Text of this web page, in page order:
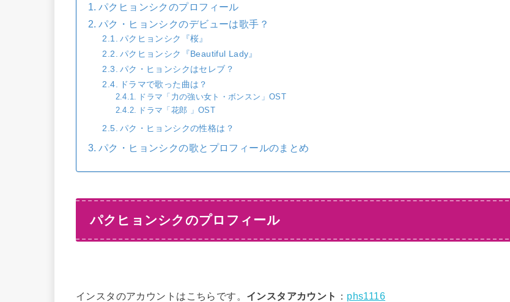
パクヒョンシクのプロフィール
パク・ヒョンシクのデビューは歌手？
パクヒョンシク『桜』
パクヒョンシク『Beautiful Lady』
パク・ヒョンシクはセレブ？
ドラマで歌った曲は？
ドラマ「力の強い女ト・ボンスン」OST
ドラマ「花郎 」OST
パク・ヒョンシクの性格は？
パク・ヒョンシクの歌とプロフィールのまとめ
パクヒョンシクのプロフィール
インスタのアカウントはこちらです。 インスタアカウント ： phs1116